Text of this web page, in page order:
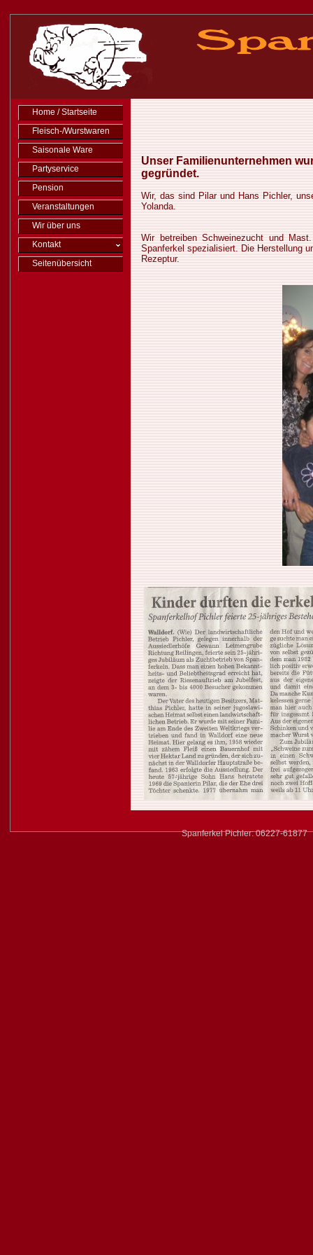
Home / Startseite
Fleisch-/Wurstwaren
Saisonale Ware
Partyservice
Pension
Veranstaltungen
Wir über uns
Kontakt
Seitenübersicht
Unser Familienunternehmen
gegründet.
Wir, das sind Pilar und Hans Pichler,
Yolanda.
Wir betreiben Schweinezucht und
Spanferkel spezialisiert. Die Herstellung
Rezeptur.
Spanferkel Pichler: 06227-61877